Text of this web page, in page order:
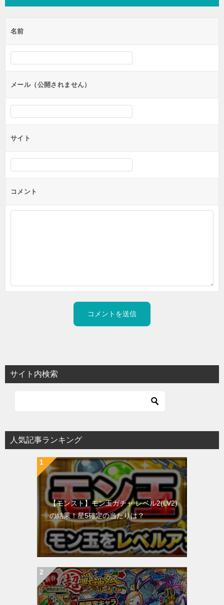
ビ
ー
シ
ン
名前
メール（公開されません）
サイト
コメント
サイト内検索
人気記事ランキング
【モンスト】モン玉ガチャ レベル2(LV2)
の結果！星5確定の当たりは？